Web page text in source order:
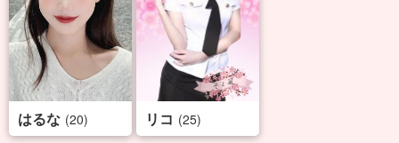
はるな (20) リコ (25)